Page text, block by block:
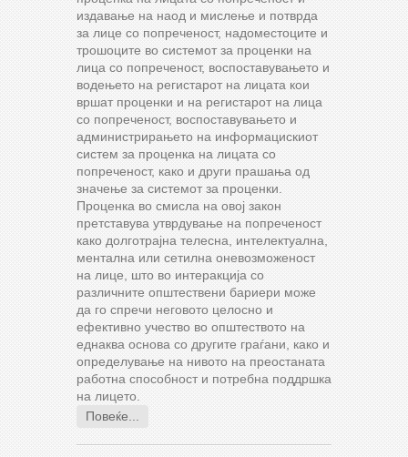
издавање на наод и мислење и потврда
за лице со попреченост, надоместоците и
трошоците во системот за проценки на
лица со попреченост, воспоставувањето и
водењето на регистарот на лицата кои
вршат проценки и на регистарот на лица
со попреченост, воспоставувањето и
администрирањето на информацискиот
систем за проценка на лицата со
попреченост, како и други прашања од
значење за системот за проценки.
Проценка во смисла на овој закон
претставува утврдување на попреченост
како долготрајна телесна, интелектуална,
ментална или сетилна оневозможеност
на лице, што во интеракција со
различните општествени бариери може
да го спречи неговото целосно и
ефективно учество во општеството на
еднаква основа со другите граѓани, како и
определување на нивото на преостаната
работна способност и потребна поддршка
на лицето.
Повеќе...